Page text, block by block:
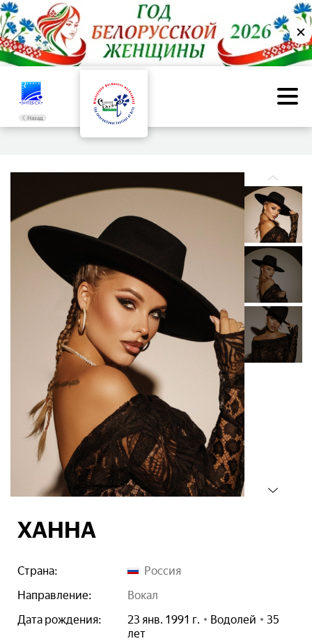
✕
Назад
ХАННА
Страна:
Россия
Направление:
вокал
Дата рождения:
23 янв. 1991 г. Водолей
35
лет